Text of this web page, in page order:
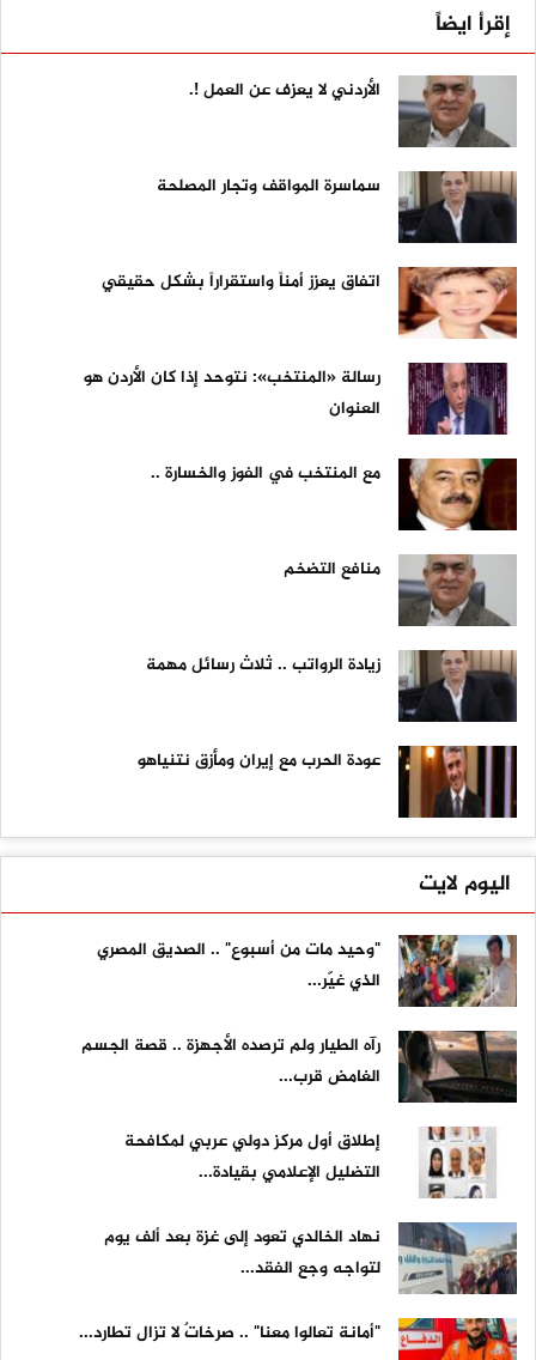
إقرأ ايضاً
الأردني لا يعزف عن العمل !.
سماسرة المواقف وتجار المصلحة
اتفاق يعزز أمناً واستقراراً بشكل حقيقي
رسالة «المنتخب»: نتوحد إذا كان الأردن هو
العنوان
مع المنتخب في الفوز والخسارة ..
منافع التضخم
زيادة الرواتب .. ثلاث رسائل مهمة
عودة الحرب مع إيران ومأزق نتنياهو
اليوم لايت
"وحيد مات من أسبوع" .. الصديق المصري
الذي غيّر...
رآه الطيار ولم ترصده الأجهزة .. قصة الجسم
الغامض قرب...
إطلاق أول مركز دولي عربي لمكافحة
التضليل الإعلامي بقيادة...
نهاد الخالدي تعود إلى غزة بعد ألف يوم
لتواجه وجع الفقد...
"أمانة تعالوا معنا" .. صرخاتٌ لا تزال تطارد...